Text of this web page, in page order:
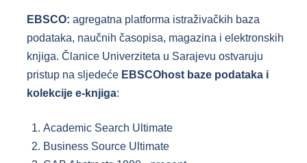
EBSCO: agregatna platforma istraživačkih baza
podataka, naučnih časopisa, magazina i elektronskih
knjiga. Članice Univerziteta u Sarajevu ostvaruju
pristup na sljedeće EBSCOhost baze podataka i
kolekcije e-knjiga:
Academic Search Ultimate
Business Source Ultimate